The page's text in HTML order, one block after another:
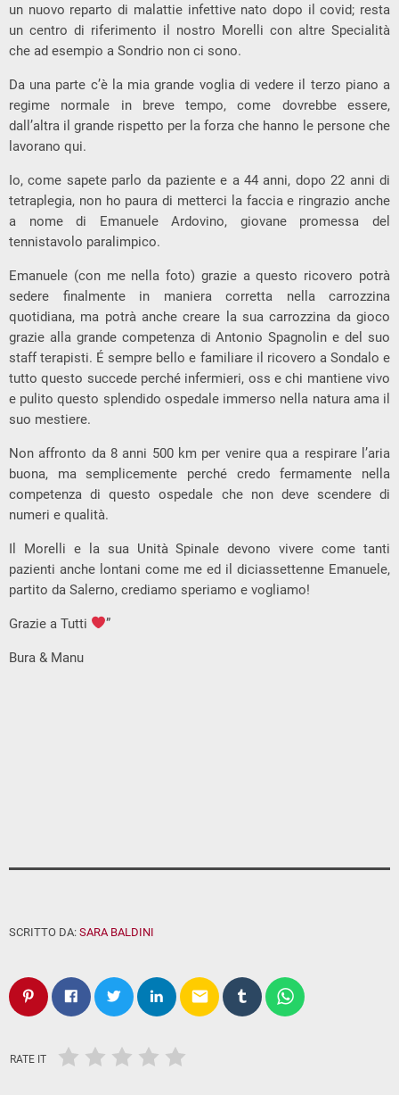
un nuovo reparto di malattie infettive nato dopo il covid; resta
un centro di riferimento il nostro Morelli con altre Specialità
che ad esempio a Sondrio non ci sono.
Da una parte c’è la mia grande voglia di vedere il terzo piano a
regime normale in breve tempo, come dovrebbe essere,
dall’altra il grande rispetto per la forza che hanno le persone che
lavorano qui.
Io, come sapete parlo da paziente e a 44 anni, dopo 22 anni di
tetraplegia, non ho paura di metterci la faccia e ringrazio anche
a nome di Emanuele Ardovino, giovane promessa del
tennistavolo paralimpico.
Emanuele (con me nella foto) grazie a questo ricovero potrà
sedere finalmente in maniera corretta nella carrozzina
quotidiana, ma potrà anche creare la sua carrozzina da gioco
grazie alla grande competenza di Antonio Spagnolin e del suo
staff terapisti. É sempre bello e familiare il ricovero a Sondalo e
tutto questo succede perché infermieri, oss e chi mantiene vivo
e pulito questo splendido ospedale immerso nella natura ama il
suo mestiere.
Non affronto da 8 anni 500 km per venire qua a respirare l’aria
buona, ma semplicemente perché credo fermamente nella
competenza di questo ospedale che non deve scendere di
numeri e qualità.
Il Morelli e la sua Unità Spinale devono vivere come tanti
pazienti anche lontani come me ed il diciassettenne Emanuele,
partito da Salerno, crediamo speriamo e vogliamo!
Grazie a Tutti ”
Bura & Manu
SCRITTO DA: SARA BALDINI
email
RATE IT